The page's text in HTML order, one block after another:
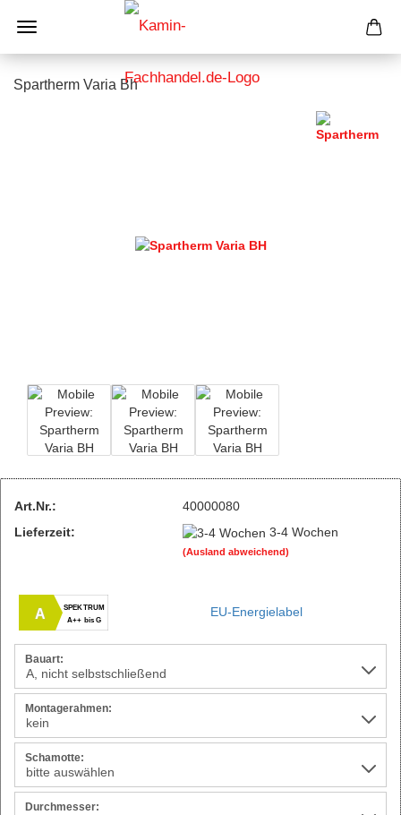
Spartherm Varia Bh
Art.Nr.:
40000080
Lieferzeit:
3-4 Wochen
(Ausland abweichend)
A
SPEKTRUM
A++ bis G
EU-Energielabel
Bauart:
Montagerahmen:
Schamotte:
Durchmesser: